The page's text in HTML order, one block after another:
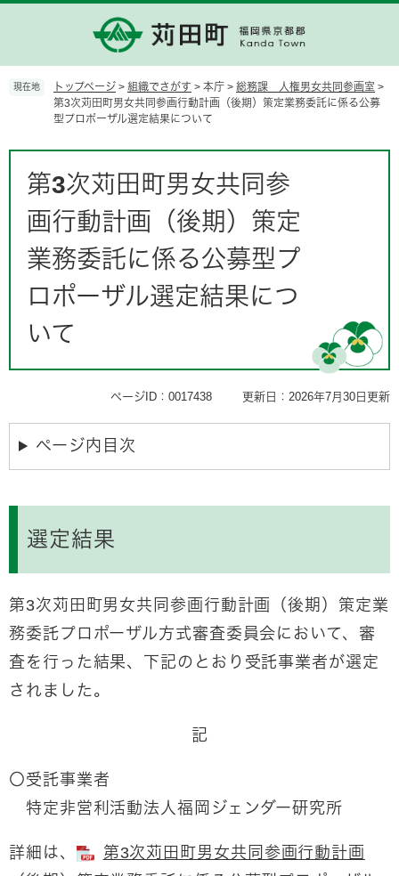
の
ー
現在地 トップページ > 組織でさがす > 本庁 > 総務課 人権男女共同参画室 >
第3次苅田町男女共同参画行動計画（後期）策定業務委託に係る公募
型プロポーザル選定結果について
第3次苅田町男女共同参
画行動計画（後期）策定
業務委託に係る公募型プ
ロポーザル選定結果につ
いて
ページID：0017438 更新日：2026年7月30日更新
ページ内目次
選定結果
第3次苅田町男女共同参画行動計画（後期）策定業
務委託プロポーザル方式審査委員会において、審
査を行った結果、下記のとおり受託事業者が選定
されました。
記
〇受託事業者
特定非営利活動法人福岡ジェンダー研究所
詳細は、
第3次苅田町男女共同参画行動計画